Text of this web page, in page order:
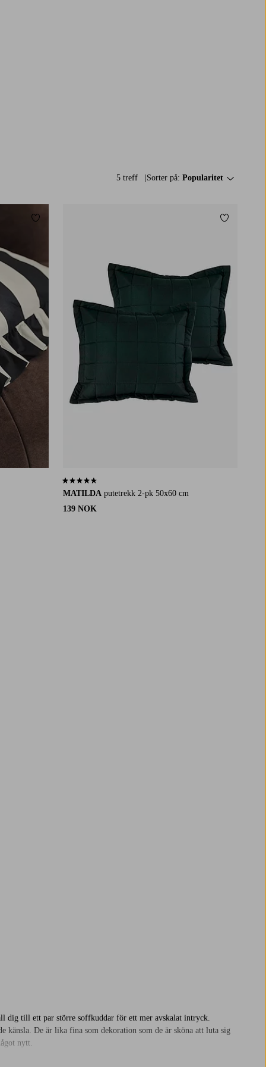
5 treff Sorter på: Popularitet
Legg til favoritter
MATILDA putetrekk 2-pk 50x60 cm
139 NOK
4,5 basert på 129 karaktergivninger
Legg til
dig till ett par större soffkuddar för ett mer avskalat intryck.
känsla. De är lika fina som dekoration som de är sköna att luta sig
nytt.